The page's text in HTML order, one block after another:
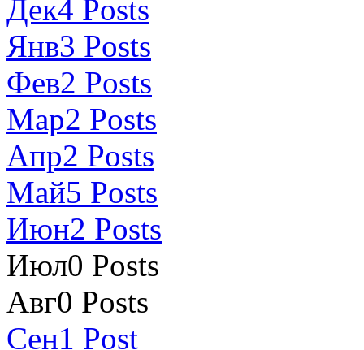
Дек4 Posts
Янв3 Posts
Фев2 Posts
Мар2 Posts
Апр2 Posts
Май5 Posts
Июн2 Posts
Июл0 Posts
Авг0 Posts
Сен1 Post